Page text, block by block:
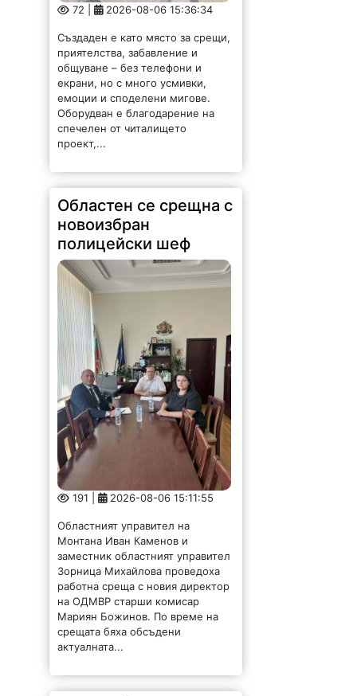
72 | 2026-08-06 15:36:34
Създаден е като място за срещи,
приятелства, забавление и
общуване – без телефони и
екрани, но с много усмивки,
емоции и споделени мигове.
Оборудван е благодарение на
спечелен от читалището
проект,...
Областен се срещна с
новоизбран
полицейски шеф
191 | 2026-08-06 15:11:55
Областният управител на
Монтана Иван Каменов и
заместник областният управител
Зорница Михайлова проведоха
работна среща с новия директор
на ОДМВР старши комисар
Мариян Божинов. По време на
срещата бяха обсъдени
актуалната...